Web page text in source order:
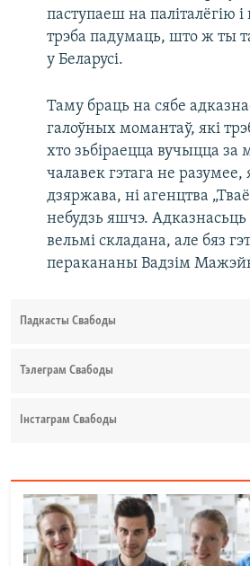
паступаеш на паліталёгію
трэба падумаць, што ж ты
у Беларусі.
Таму браць на сябе
галоўных момантаў, які
хто зьбіраецца вучыцца
чалавек гэтага не
дзяржава, ні агенцтва
небудзь яшчэ. Адказнасьць
вельмі складана, але бяз
перакананы Вадзім
Падкасты Свабоды
Тэлеграм Свабоды
Інстаграм Свабоды